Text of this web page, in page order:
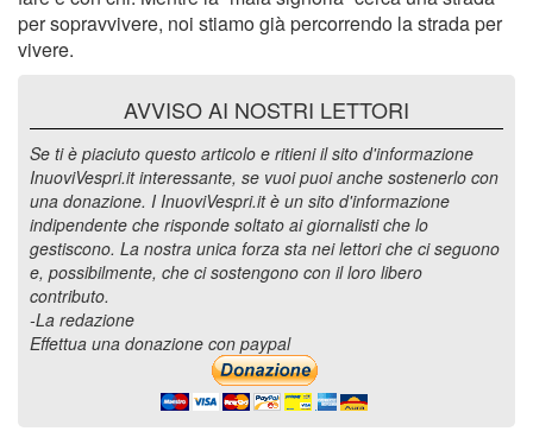
per sopravvivere, noi stiamo già percorrendo la strada per
vivere.
AVVISO AI NOSTRI LETTORI
Se ti è piaciuto questo articolo e ritieni il sito d'informazione
InuoviVespri.it interessante, se vuoi puoi anche sostenerlo con
una donazione. I InuoviVespri.it è un sito d'informazione
indipendente che risponde soltato ai giornalisti che lo
gestiscono. La nostra unica forza sta nei lettori che ci seguono
e, possibilmente, che ci sostengono con il loro libero
contributo.
-La redazione
Effettua una donazione con paypal